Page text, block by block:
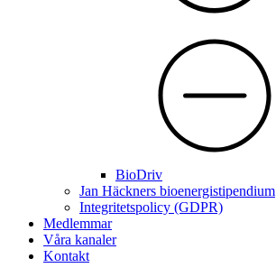
BioDriv
Jan Häckners bioenergistipendium
Integritetspolicy (GDPR)
Medlemmar
Våra kanaler
Kontakt